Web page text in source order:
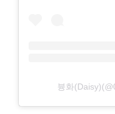
븅화